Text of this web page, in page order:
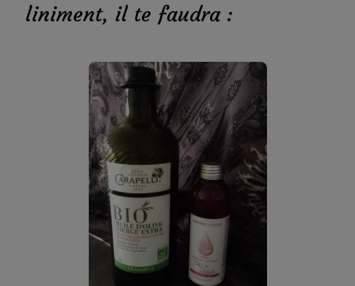
liniment, il te faudra :